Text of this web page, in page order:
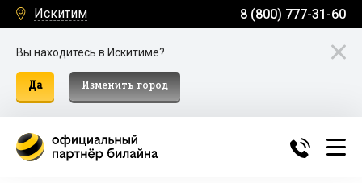
Искитим 8 (800) 777-31-60
Вы находитесь в Искитиме?
Да Изменить город